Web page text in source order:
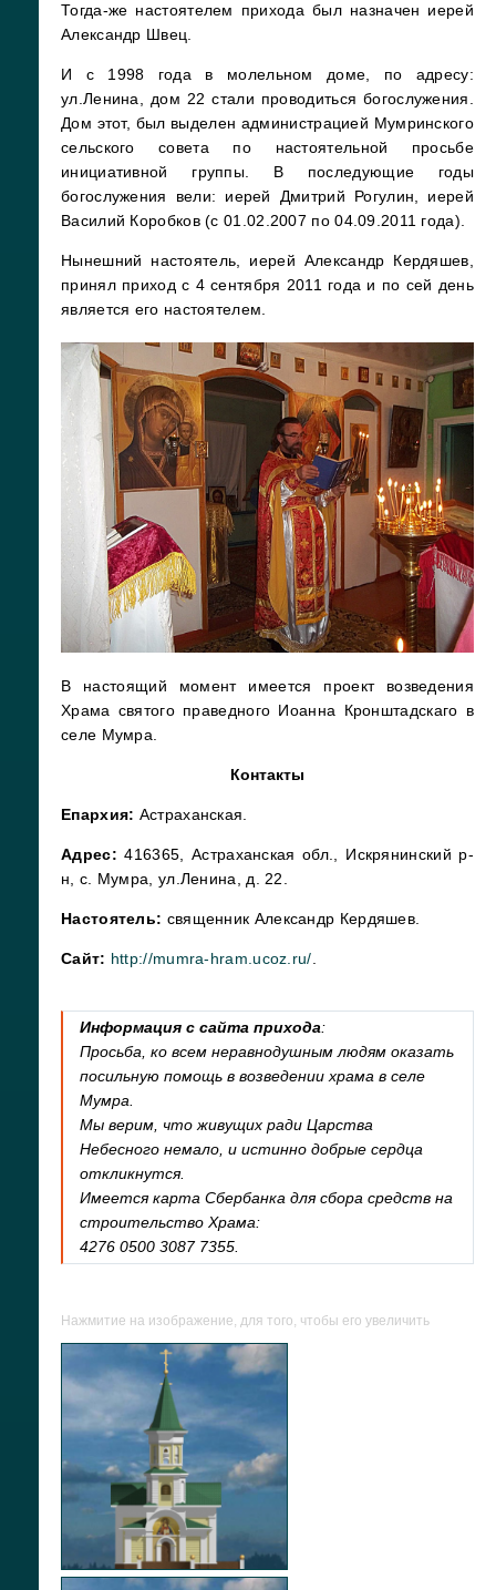
Тогда-же настоятелем прихода был назначен иерей
Александр Швец.
И с 1998 года в молельном доме, по адресу:
ул.Ленина, дом 22 стали проводиться богослужения.
Дом этот, был выделен администрацией Мумринского
сельского совета по настоятельной просьбе
инициативной группы. В последующие годы
богослужения вели: иерей Дмитрий Рогулин, иерей
Василий Коробков (с 01.02.2007 по 04.09.2011 года).
Нынешний настоятель, иерей Александр Кердяшев,
принял приход с 4 сентября 2011 года и по сей день
является его настоятелем.
В настоящий момент имеется проект возведения
Храма святого праведного Иоанна Кронштадскаго в
селе Мумра.
Контакты
Епархия: Астраханская.
Адрес: 416365, Астраханская обл., Искрянинский р-
н, с. Мумра, ул.Ленина, д. 22.
Настоятель: священник Александр Кердяшев.
Сайт: http://mumra-hram.ucoz.ru/
Информация с сайта прихода:
Просьба, ко всем неравнодушным людям оказать
посильную помощь в возведении храма в селе
Мумра.
Мы верим, что живущих ради Царства
Небесного немало, и истинно добрые сердца
откликнутся.
Имеется карта Сбербанка для сбора средств на
строительство Храма:
4276 0500 3087 7355.